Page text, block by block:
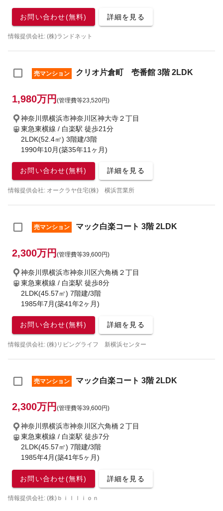
お問い合わせ(無料) 詳細を見る
情報提供会社: (株)ランドネット
売マンション クリオ片倉町 壱番館 3階 2LDK
1,980万円 (管理費等23,520円)
神奈川県横浜市神奈川区神大寺２丁目
東急東横線 / 白楽駅 徒歩21分
2LDK(52.4㎡) 3階建/3階
1990年10月(築35年11ヶ月)
お問い合わせ(無料) 詳細を見る
情報提供会社: オークラヤ住宅(株) 横浜営業所
売マンション マック白楽コート 3階 2LDK
2,300万円 (管理費等39,600円)
神奈川県横浜市神奈川区六角橋２丁目
東急東横線 / 白楽駅 徒歩8分
2LDK(45.57㎡) 7階建/3階
1985年7月(築41年2ヶ月)
お問い合わせ(無料) 詳細を見る
情報提供会社: (株)リビングライフ 新横浜センター
売マンション マック白楽コート 3階 2LDK
2,300万円 (管理費等39,600円)
神奈川県横浜市神奈川区六角橋２丁目
東急東横線 / 白楽駅 徒歩7分
2LDK(45.57㎡) 7階建/3階
1985年4月(築41年5ヶ月)
お問い合わせ(無料) 詳細を見る
情報提供会社: (株)ｂｉｌｌｉｏｎ